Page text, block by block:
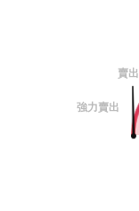
賣出
強力賣出